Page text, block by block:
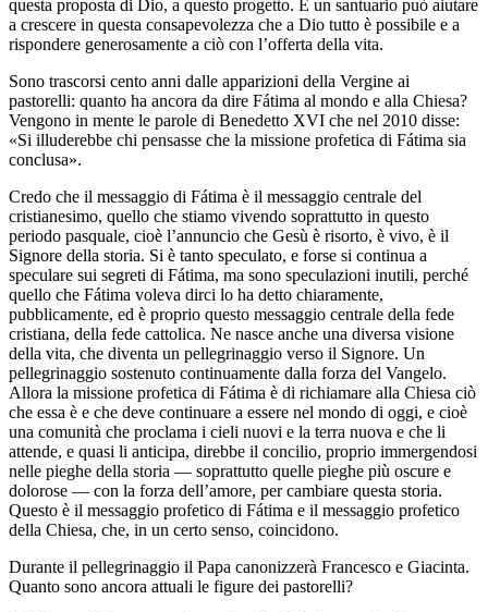
questa proposta di Dio, a questo progetto. E un santuario può aiutare
a crescere in questa consapevolezza che a Dio tutto è possibile e a
rispondere generosamente a ciò con l’offerta della vita.
Sono trascorsi cento anni dalle apparizioni della Vergine ai
pastorelli: quanto ha ancora da dire Fátima al mondo e alla Chiesa?
Vengono in mente le parole di Benedetto XVI che nel 2010 disse:
«Si illuderebbe chi pensasse che la missione profetica di Fátima sia
conclusa».
Credo che il messaggio di Fátima è il messaggio centrale del
cristianesimo, quello che stiamo vivendo soprattutto in questo
periodo pasquale, cioè l’annuncio che Gesù è risorto, è vivo, è il
Signore della storia. Si è tanto speculato, e forse si continua a
speculare sui segreti di Fátima, ma sono speculazioni inutili, perché
quello che Fátima voleva dirci lo ha detto chiaramente,
pubblicamente, ed è proprio questo messaggio centrale della fede
cristiana, della fede cattolica. Ne nasce anche una diversa visione
della vita, che diventa un pellegrinaggio verso il Signore. Un
pellegrinaggio sostenuto continuamente dalla forza del Vangelo.
Allora la missione profetica di Fátima è di richiamare alla Chiesa ciò
che essa è e che deve continuare a essere nel mondo di oggi, e cioè
una comunità che proclama i cieli nuovi e la terra nuova e che li
attende, e quasi li anticipa, direbbe il concilio, proprio immergendosi
nelle pieghe della storia — soprattutto quelle pieghe più oscure e
dolorose — con la forza dell’amore, per cambiare questa storia.
Questo è il messaggio profetico di Fátima e il messaggio profetico
della Chiesa, che, in un certo senso, coincidono.
Durante il pellegrinaggio il Papa canonizzerà Francesco e Giacinta.
Quanto sono ancora attuali le figure dei pastorelli?